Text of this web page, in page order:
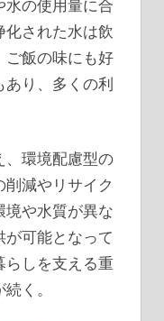
水の使用量に合
化された水は飲
ご飯の味にも好
あり、多くの利
、環境配慮型の
減やリサイク
境や水質が異な
が可能となって
らしを支える重
く。